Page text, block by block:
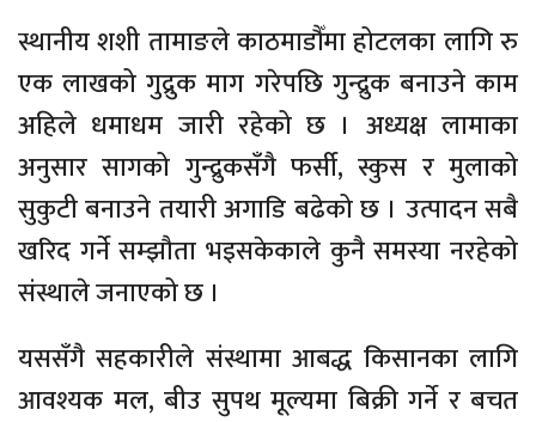
स्थानीय शशी तामाङले काठमाडौँमा होटलका लागि रु
एक लाखको गुद्रुक माग गरेपछि गुन्द्रुक बनाउने काम
अहिले धमाधम जारी रहेको छ । अध्यक्ष लामाका
अनुसार सागको गुन्द्रुकसँगै फर्सी, स्कुस र मुलाको
सुकुटी बनाउने तयारी अगाडि बढेको छ । उत्पादन सबै
खरिद गर्ने सम्झौता भइसकेकाले कुनै समस्या नरहेको
संस्थाले जनाएको छ ।
यससँगै सहकारीले संस्थामा आबद्ध किसानका लागि
आवश्यक मल, बीउ सुपथ मूल्यमा बिक्री गर्ने र बचत